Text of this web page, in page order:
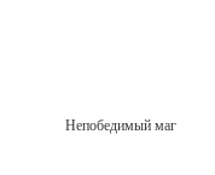
Непобедимый маг